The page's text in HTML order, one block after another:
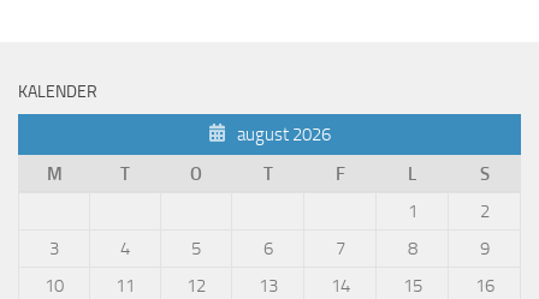
KALENDER
august 2026
M
T O T F L
S
1
2
3
4 5 6 7 8
9
10
11 12 13 14 15
16